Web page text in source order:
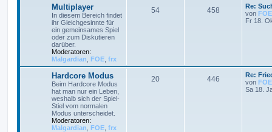
Multiplayer
In diesem Bereich findet
ihr Gleichgesinnte für
ein gemeinsames Spiel
oder zum Diskutieren
darüber.
Moderatoren:
Malgardian
FOE frx
54 458
Re:
von FOE
Fr 18.
Hardcore Modus
Beim Hardcore Modus
hat man nur ein Leben,
weshalb sich der Spiel-
Stiel vom normalen
Modus unterscheidet.
Moderatoren:
Malgardian FOE frx
20 446
Re:
von FOE
Sa 18.